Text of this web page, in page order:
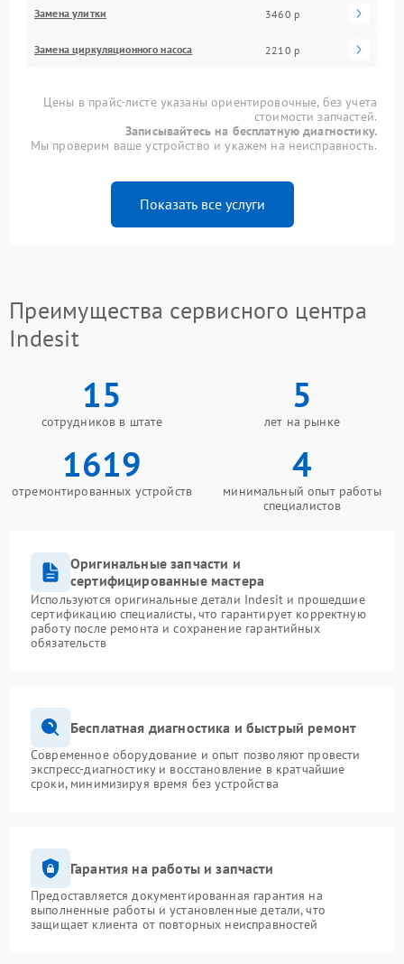
Замена улитки 3460 р
Замена циркуляционного насоса 2210 р
Цены в прайс-листе указаны ориентировочные, без учета
стоимости запчастей.
Записывайтесь на бесплатную диагностику.
Мы проверим ваше устройство и укажем на неисправность.
Показать все услуги
Преимущества сервисного центра
Indesit
15
сотрудников в штате
5
лет на рынке
1619
отремонтированных устройств
4
минимальный опыт работы
специалистов
Оригинальные запчасти и
сертифицированные мастера
Используются оригинальные детали Indesit и прошедшие
сертификацию специалисты, что гарантирует корректную
работу после ремонта и сохранение гарантийных
обязательств
Бесплатная диагностика и быстрый ремонт
Современное оборудование и опыт позволяют провести
экспресс-диагностику и восстановление в кратчайшие
сроки, минимизируя время без устройства
Гарантия на работы и запчасти
Предоставляется документированная гарантия на
выполненные работы и установленные детали, что
защищает клиента от повторных неисправностей